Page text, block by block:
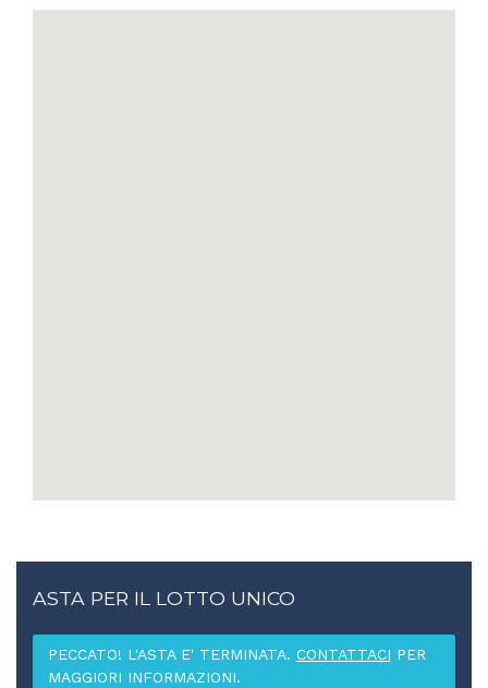
ASTA PER IL LOTTO UNICO
PECCATO! L'ASTA E' TERMINATA. CONTATTACI PER
MAGGIORI INFORMAZIONI.